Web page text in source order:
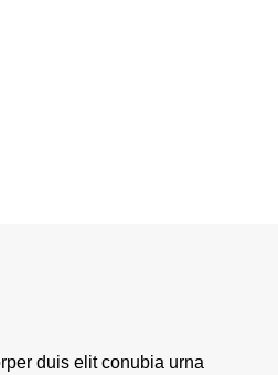
duis elit conubia urna